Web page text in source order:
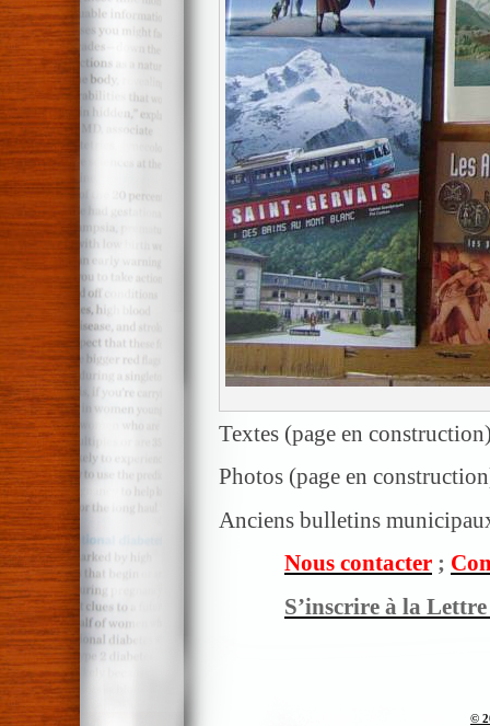
Textes (page en
Photos (page en
Anciens bulletins
Nous contacter ;
S’inscrire à la
©